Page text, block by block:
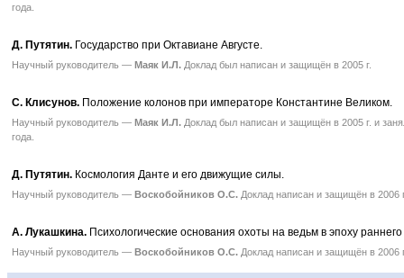
года.
Д. Путятин. Государство при Октавиане Августе.
Научный руководитель — Маяк И.Л. Доклад был написан и защищён в 2005 г.
С. Клисунов. Положение колонов при императоре Константине Великом.
Научный руководитель — Маяк И.Л. Доклад был написан и защищён в 2005 г. и
года.
Д. Путятин. Космология Данте и его движущие силы.
Научный руководитель — Воскобойников О.С. Доклад написан и защищён в 2006
А. Лукашкина. Психологические основания охоты на ведьм в эпоху
Научный руководитель — Воскобойников О.С. Доклад написан и защищён в 2006